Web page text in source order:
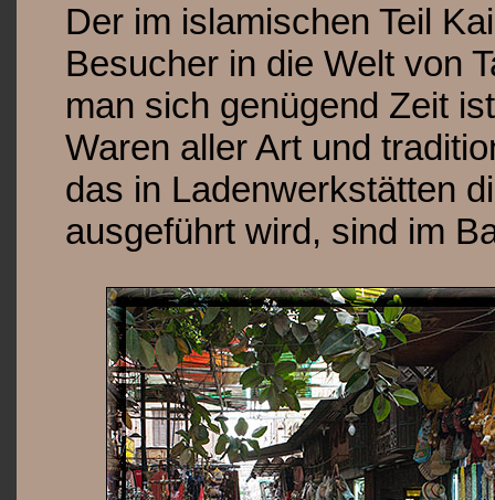
Der im islamischen Teil
Besucher in die Welt von
man sich genügend Zeit
Waren aller Art und
das in Ladenwerkstätten
ausgeführt wird, sind im